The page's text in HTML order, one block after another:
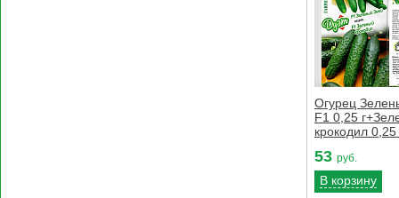
Огурец
F1 0,25
крокодил 0,25
53 руб.
В корзину